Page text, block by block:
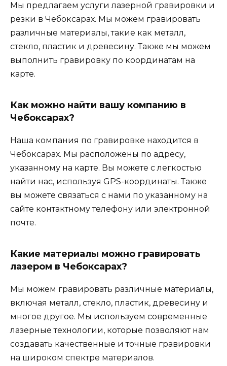
Мы предлагаем услуги лазерной гравировки и
резки в Чебоксарах. Мы можем гравировать
различные материалы, такие как металл,
стекло, пластик и древесину. Также мы можем
выполнить гравировку по координатам на
карте.
Как можно найти вашу компанию в
Чебоксарах?
Наша компания по гравировке находится в
Чебоксарах. Мы расположены по адресу,
указанному на карте. Вы можете с легкостью
найти нас, используя GPS-координаты. Также
вы можете связаться с нами по указанному на
сайте контактному телефону или электронной
почте.
Какие материалы можно гравировать
лазером в Чебоксарах?
Мы можем гравировать различные материалы,
включая металл, стекло, пластик, древесину и
многое другое. Мы используем современные
лазерные технологии, которые позволяют нам
создавать качественные и точные гравировки
на широком спектре материалов.